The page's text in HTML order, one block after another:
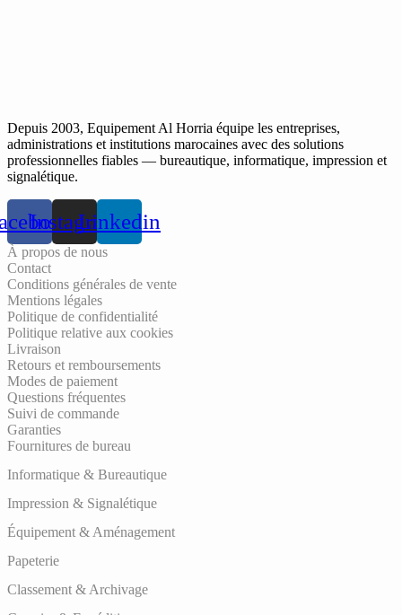
Depuis 2003, Equipement Al Horria équipe les entreprises,
administrations et institutions marocaines avec des solutions
professionnelles fiables — bureautique, informatique, impression et
signalétique.
InstagramLinkedin
À propos de nous
Contact
Conditions générales de vente
Mentions légales
Politique de confidentialité
Politique relative aux cookies
Livraison
Retours et remboursements
Modes de paiement
Questions fréquentes
Suivi de commande
Garanties
Fournitures de bureau
Informatique & Bureautique
Impression & Signalétique
Équipement & Aménagement
Papeterie
Classement & Archivage